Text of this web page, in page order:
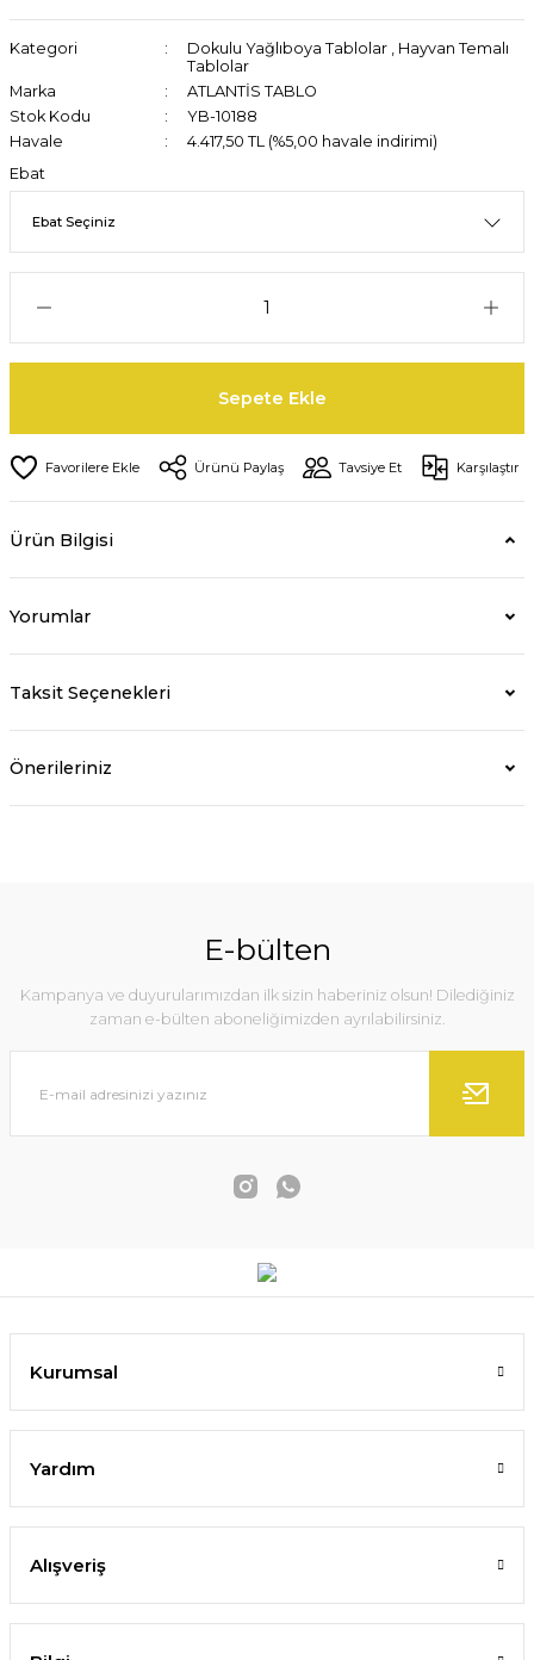
Kategori Dokulu Yağlıboya Tablolar , Hayvan Temalı
Tablolar
Marka
ATLANTİS TABLO
Stok Kodu
YB-10188
Havale
4.417,50 TL (%5,00 havale indirimi)
Ebat
Sepete Ekle
Ürünü Paylaş Tavsiye Et Karşılaştır
Ürün Bilgisi
Yorumlar
Taksit Seçenekleri
Önerileriniz
E-bülten
Kampanya ve duyurularımızdan ilk sizin haberiniz olsun! Dilediğiniz
zaman e-bülten aboneliğimizden ayrılabilirsiniz.
Kurumsal
Yardım
Alışveriş